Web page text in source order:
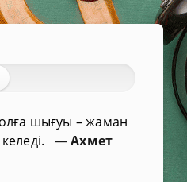
шығуы – жаман
—Ахмет